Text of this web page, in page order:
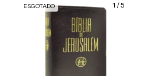
1 /5
ESGOTADO